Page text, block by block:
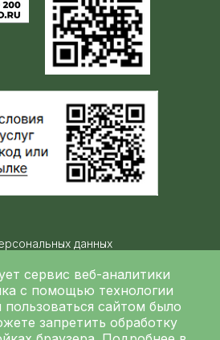
сервис веб-аналитики
с помощью технологии
пользоваться сайтом было
запретить обработку
данных